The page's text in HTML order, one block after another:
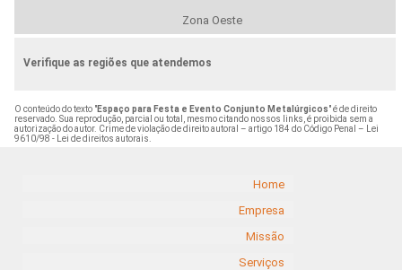
Zona Oeste
Verifique as regiões que atendemos
O conteúdo do texto "Espaço para Festa e Evento Conjunto Metalúrgicos" é de direito
reservado. Sua reprodução, parcial ou total, mesmo citando nossos links, é proibida sem a
autorização do autor. Crime de violação de direito autoral – artigo 184 do Código Penal –
Lei
9610/98 - Lei de direitos autorais
Home
Empresa
Missão
Serviços